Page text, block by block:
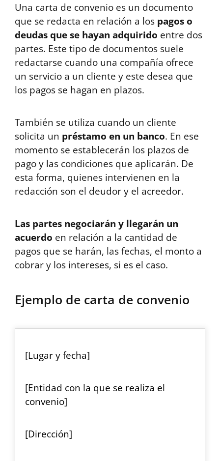
Una carta de convenio es un documento
que se redacta en relación a los pagos o
deudas que se hayan adquirido entre dos
partes. Este tipo de documentos suele
redactarse cuando una compañía ofrece
un servicio a un cliente y este desea que
los pagos se hagan en plazos.
También se utiliza cuando un cliente
solicita un préstamo en un banco. En ese
momento se establecerán los plazos de
pago y las condiciones que aplicarán. De
esta forma, quienes intervienen en la
redacción son el deudor y el acreedor.
Las partes negociarán y llegarán un
acuerdo en relación a la cantidad de
pagos que se harán, las fechas, el monto a
cobrar y los intereses, si es el caso.
Ejemplo de carta de convenio
[Lugar y fecha]
[Entidad con la que se realiza el
convenio]
[Dirección]